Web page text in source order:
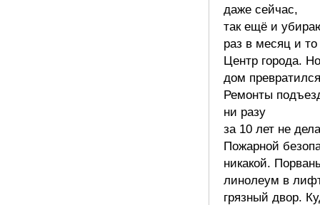
даже сейчас,
так ещё и
раз в месяц и
Центр города.
дом
Ремонты
ни разу
за 10 лет не
Пожарной
никакой.
линолеум в
грязный двор.